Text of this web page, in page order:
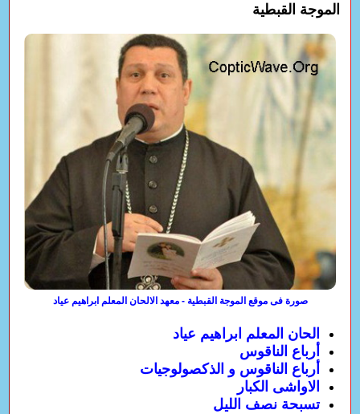
الموجة القبطية
صورة فى موقع الموجة القبطية - معهد الالحان المعلم ابراهيم عياد
الحان المعلم ابراهيم عياد
أرباع الناقوس
أرباع الناقوس و الذكصولوجيات
الاواشى الكبار
تسبحة نصف الليل